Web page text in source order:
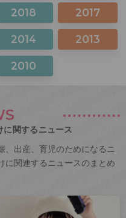
2018 2017
2014 2013
2010
関するニュース
、出産、育児のためになるニ
に関連するニュースのまとめ